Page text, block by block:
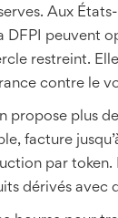
Aux
DFPI peuvent
restreint.
contre le
propose plus
facture
par token.
dérivés avec